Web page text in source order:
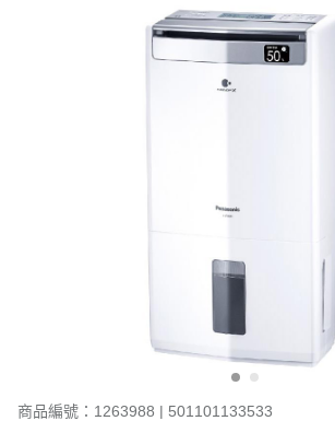
商品編號：1263988 | 501101133533